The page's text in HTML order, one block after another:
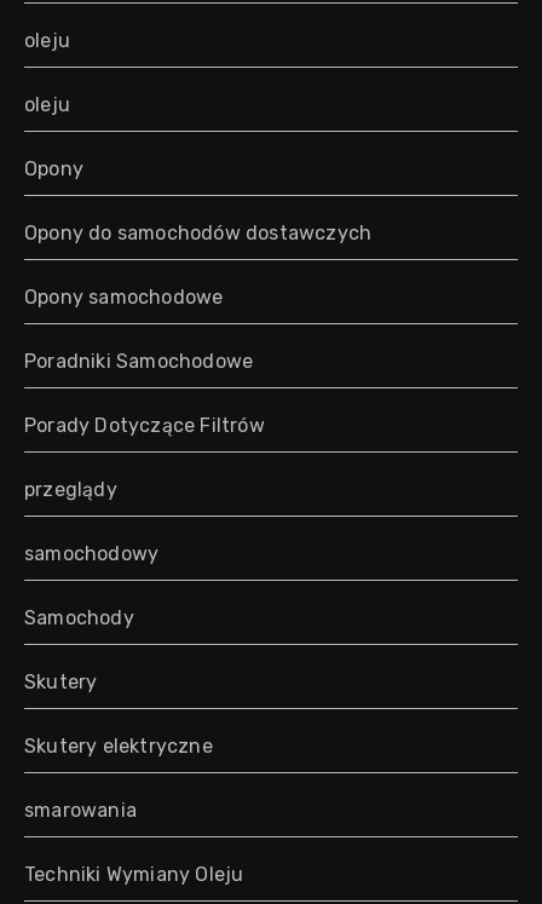
oleju
oleju
Opony
Opony do samochodów dostawczych
Opony samochodowe
Poradniki Samochodowe
Porady Dotyczące Filtrów
przeglądy
samochodowy
Samochody
Skutery
Skutery elektryczne
smarowania
Techniki Wymiany Oleju